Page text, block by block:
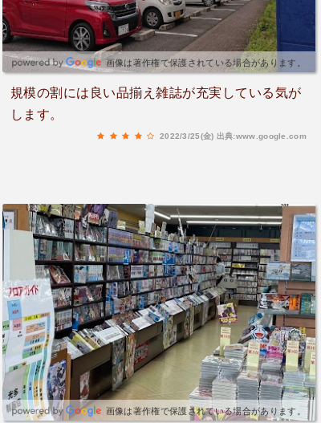
画像は著作権で保護されている場合があります。
規模の割には良い品揃え雑誌が充実している気が
します。
2022/3/25(金) 出典:www.google.com
画像は著作権で保護されている場合があります。